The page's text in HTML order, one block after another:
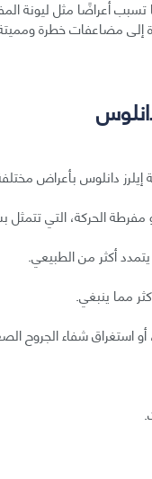
تسبب أعراضًا مثل
إلى مضاعفات خطرة
دانلوس بأعراض
مفرطة الحركة، التي
أكثر من الطبيعي.
مما ينبغي.
أو استغراق شفاء الجروح